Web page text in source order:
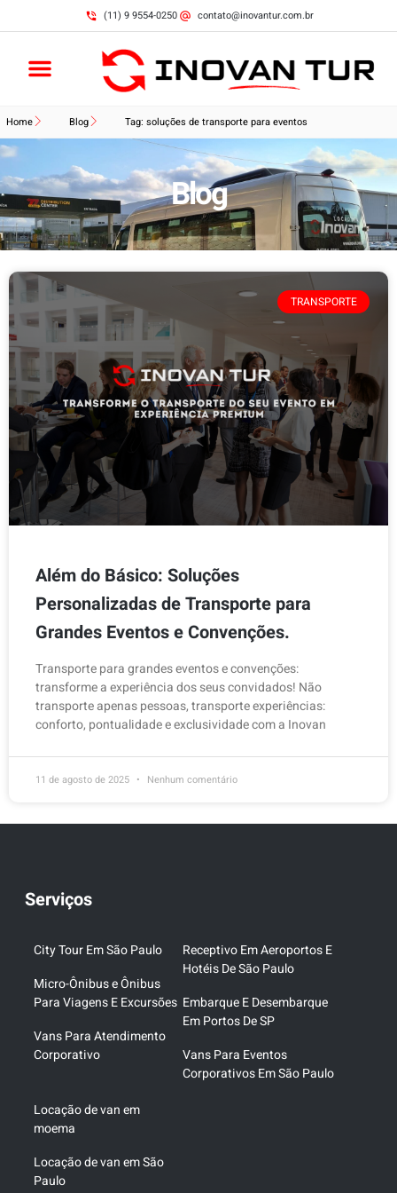
(11) 9 9554-0250 contato@inovantur.com.br
Home Blog Tag: soluções de transporte para eventos
Blog
TRANSPORTE
Além do Básico: Soluções
Personalizadas de Transporte para
Grandes Eventos e Convenções.
Transporte para grandes eventos e convenções:
transforme a experiência dos seus convidados! Não
transporte apenas pessoas, transporte experiências:
conforto, pontualidade e exclusividade com a Inovan
11 de agosto de 2025 Nenhum comentário
Serviços
City Tour Em São Paulo
Micro-Ônibus e Ônibus
Para Viagens E Excursões
Vans Para Atendimento
Corporativo
Receptivo Em Aeroportos E
Hotéis De São Paulo
Embarque E Desembarque
Em Portos De SP
Vans Para Eventos
Corporativos Em São Paulo
Locação de van em
moema
Locação de van em São
Paulo